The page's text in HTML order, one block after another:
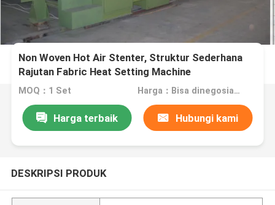
Non Woven Hot Air Stenter, Struktur Sederhana
Rajutan Fabric Heat Setting Machine
MOQ：1 Set Harga：Bisa dinegosiasikan
Harga terbaik Hubungi kami
DESKRIPSI PRODUK